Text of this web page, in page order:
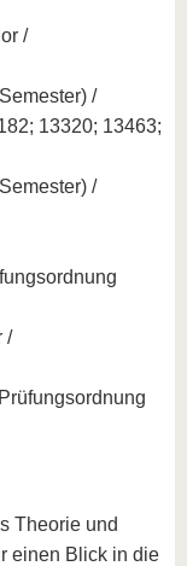
/
/
13320; 13463;
/
/
Theorie und
einen Blick in die